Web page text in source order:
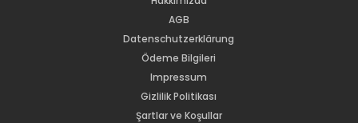
AGB
Datenschutzerklärung
Ödeme Bilgileri
Impressum
Gizlilik Politikası
Şartlar ve Koşullar